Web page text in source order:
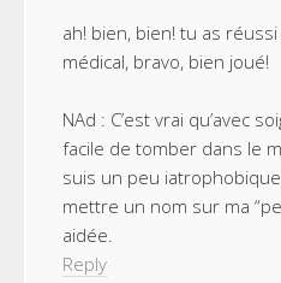
ah! bien, bien! tu as
médical, bravo, bien joué!
NAd : C’est vrai qu’avec
facile de tomber dans le
suis un peu
mettre un nom sur ma
aidée.
Reply